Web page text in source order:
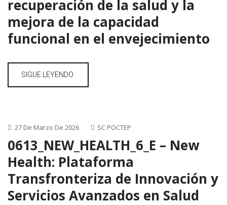
recuperación de la salud y la
mejora de la capacidad
funcional en el envejecimiento
SIGUE LEYENDO
27 De Marzo De 2026 SC POCTEP
0613_NEW_HEALTH_6_E – New
Health: Plataforma
Transfronteriza de Innovación y
Servicios Avanzados en Salud